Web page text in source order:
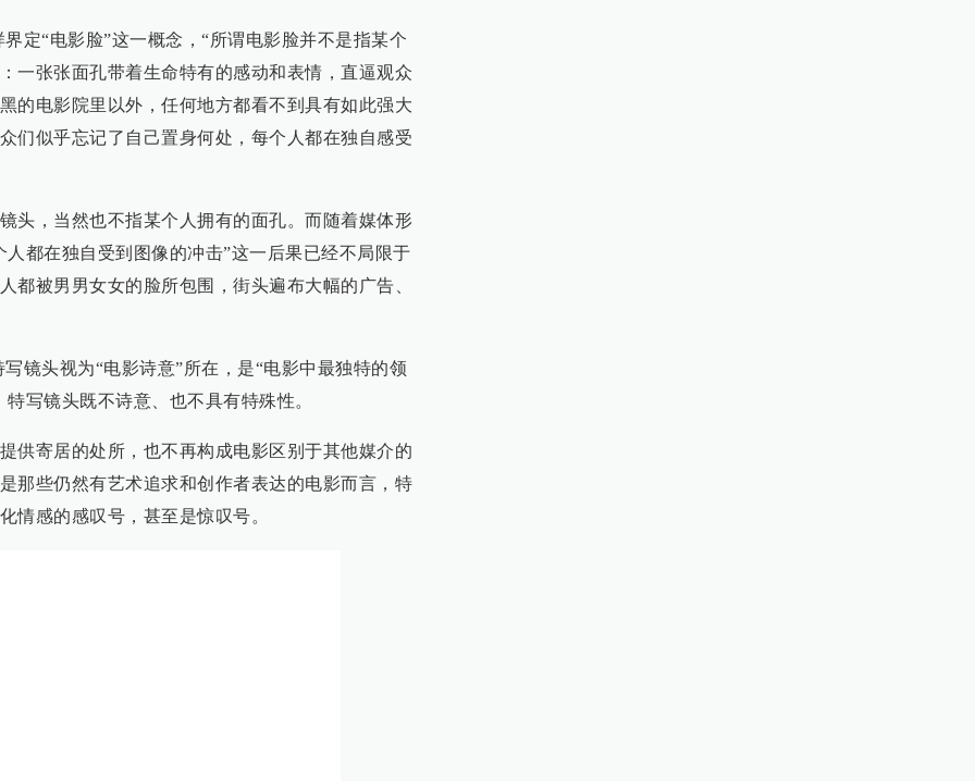
定“电影脸”这一概念，“所谓电影脸并不是指某个
一张张面孔带着生命特有的感动和表情，直逼观众
的电影院里以外，任何地方都看不到具有如此强大
们似乎忘记了自己置身何处，每个人都在独自感受
头，当然也不指某个人拥有的面孔。而随着媒体形
都在独自受到图像的冲击”这一后果已经不局限于
都被男男女女的脸所包围，街头遍布大幅的广告、
镜头视为“电影诗意”所在，是“电影中最独特的领
写镜头既不诗意、也不具有特殊性。
供寄居的处所，也不再构成电影区别于其他媒介的
那些仍然有艺术追求和创作者表达的电影而言，特
情感的感叹号，甚至是惊叹号。